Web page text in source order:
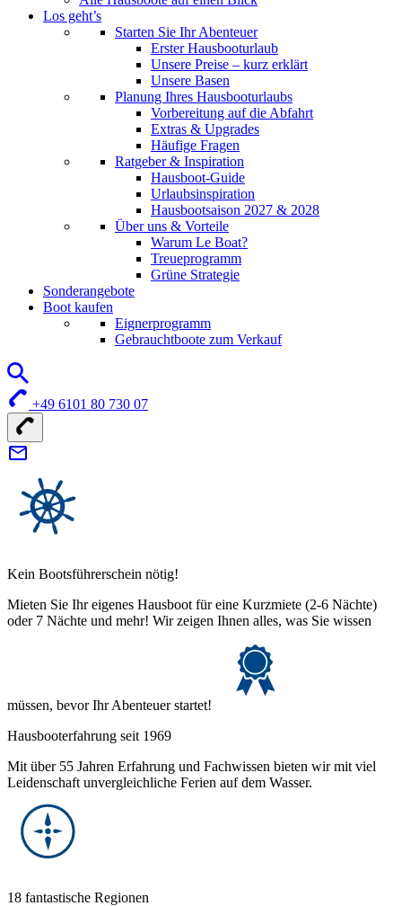
Los geht’s
Starten Sie Ihr Abenteuer
Erster Hausbooturlaub
Unsere Preise – kurz erklärt
Unsere Basen
Planung Ihres Hausbooturlaubs
Vorbereitung auf die Abfahrt
Extras & Upgrades
Häufige Fragen
Ratgeber & Inspiration
Hausboot-Guide
Urlaubsinspiration
Hausbootsaison 2027 & 2028
Über uns & Vorteile
Warum Le Boat?
Treueprogramm
Grüne Strategie
Sonderangebote
Boot kaufen
Eignerprogramm
Gebrauchtboote zum Verkauf
+49 6101 80 730 07
Kein Bootsführerschein nötig!
Mieten Sie Ihr eigenes Hausboot für eine Kurzmiete (2-6 Nächte)
oder 7 Nächte und mehr! Wir zeigen Ihnen alles, was Sie wissen
müssen, bevor Ihr Abenteuer startet!
Hausbooterfahrung seit 1969
Mit über 55 Jahren Erfahrung und Fachwissen bieten wir mit viel
Leidenschaft unvergleichliche Ferien auf dem Wasser.
18 fantastische Regionen